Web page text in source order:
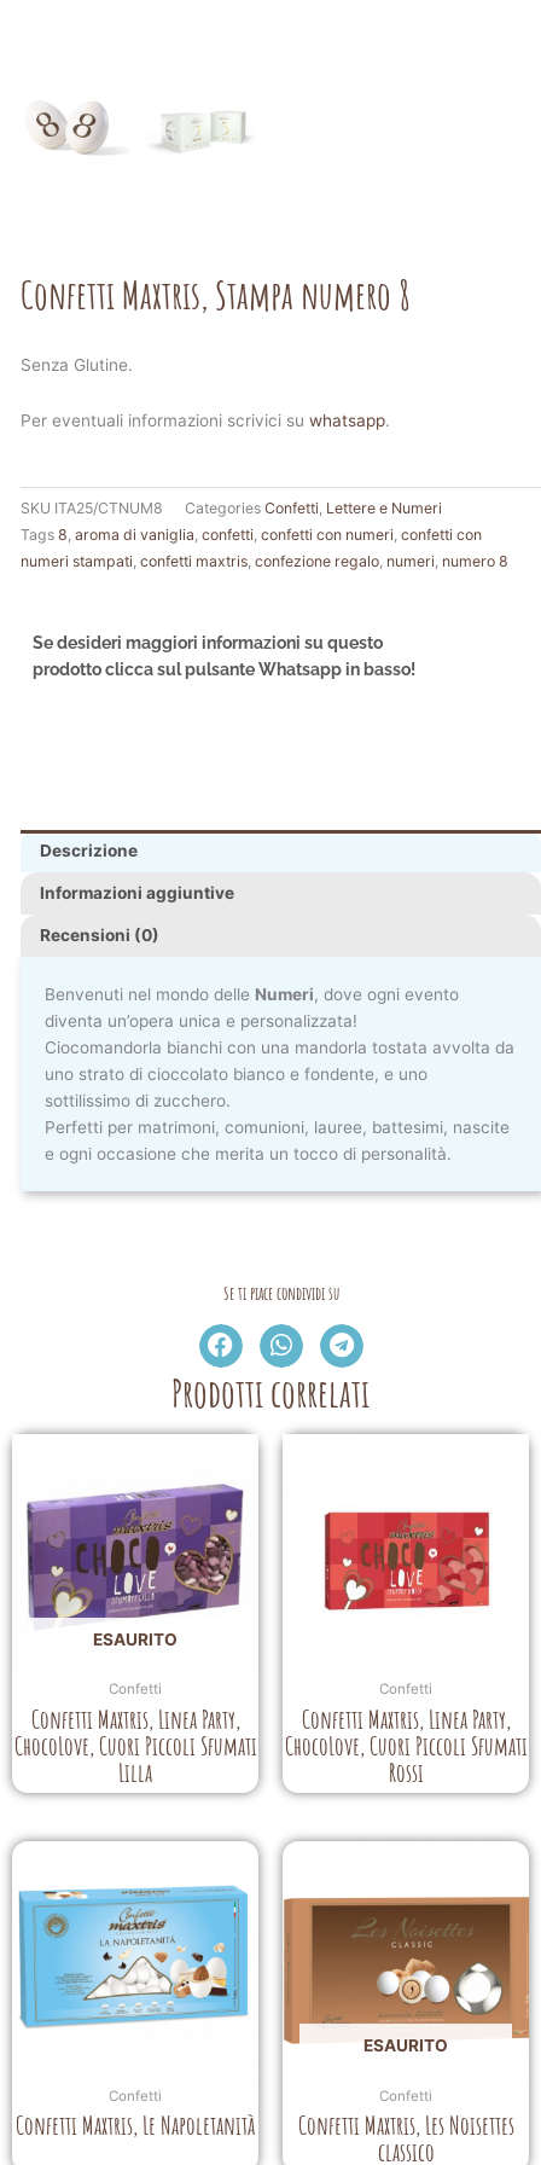
Confetti Maxtris, Stampa numero 8
Senza Glutine.
Per eventuali informazioni scrivici su whatsapp.
SKU ITA25/CTNUM8 Categories Confetti Lettere e Numeri
Tags 8 aroma di vaniglia confetti confetti con numeri confetti con
numeri stampati confetti maxtris confezione regalo numeri numero 8
Se desideri maggiori informazioni su questo
prodotto clicca sul pulsante Whatsapp in basso!
Descrizione
Informazioni aggiuntive
Recensioni (0)
Benvenuti nel mondo delle Numeri, dove ogni evento
diventa un’opera unica e personalizzata!
Ciocomandorla bianchi con una mandorla tostata avvolta da
uno strato di cioccolato bianco e fondente, e uno
sottilissimo di zucchero.
Perfetti per matrimoni, comunioni, lauree, battesimi, nascite
e ogni occasione che merita un tocco di personalità.
Se ti piace condividi su
Prodotti correlati
ESAURITO
Confetti
Confetti Maxtris, Linea Party,
ChocoLove, Cuori Piccoli Sfumati
Lilla
Confetti
Confetti Maxtris, Linea Party,
ChocoLove, Cuori Piccoli Sfumati
Rossi
Confetti
Confetti Maxtris, Le Napoletanità
ESAURITO
Confetti
Confetti Maxtris, Les Noisettes
classico